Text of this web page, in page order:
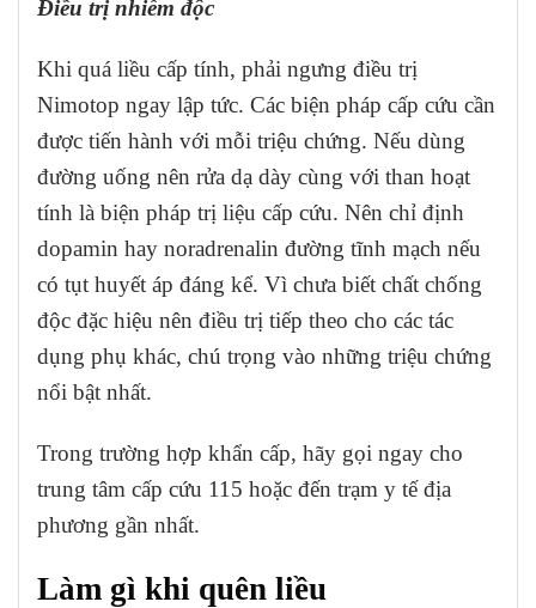
Điều trị nhiễm độc
Khi quá liều cấp tính, phải ngưng điều trị
Nimotop ngay lập tức. Các biện pháp cấp cứu cần
được tiến hành với mỗi triệu chứng. Nếu dùng
đường uống nên rửa dạ dày cùng với than hoạt
tính là biện pháp trị liệu cấp cứu. Nên chỉ định
dopamin hay noradrenalin đường tĩnh mạch nếu
có tụt huyết áp đáng kể. Vì chưa biết chất chống
độc đặc hiệu nên điều trị tiếp theo cho các tác
dụng phụ khác, chú trọng vào những triệu chứng
nổi bật nhất.
Trong trường hợp khẩn cấp, hãy gọi ngay cho
trung tâm cấp cứu 115 hoặc đến trạm y tế địa
phương gần nhất.
Làm gì khi quên liều